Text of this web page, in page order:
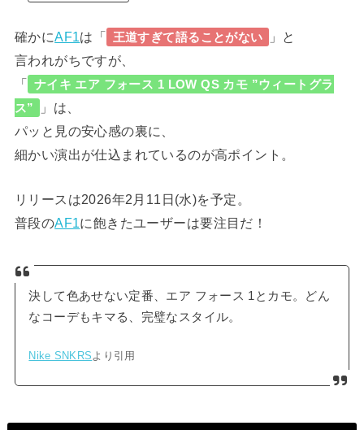
確かにAF1 は「 王道すぎて語ることがない
」と
言われがちですが、
「 ナイキ エア フォース 1 LOW QS カモ ”ウィートグラ
ス”
」は、
パッと見の安心感の裏に、
細かい演出が仕込まれているのが高ポイント。
リリースは2026年2月11日(水)を予定。
普段のAF1に飽きたユーザーは要注目だ！
決して色あせない定番、エア フォース 1とカモ。どん
なコーデもキマる、完璧なスタイル。
Nike SNKRSより引用